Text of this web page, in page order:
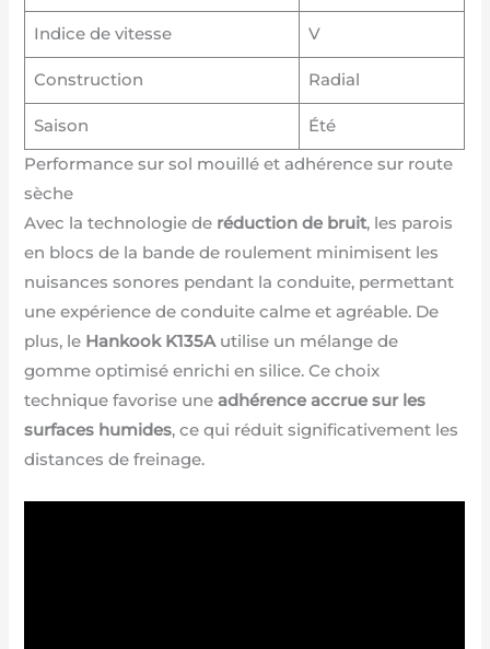
Indice de vitesse V
Construction Radial
Saison
Été
Performance sur sol mouillé et adhérence sur route
sèche
Avec la technologie de réduction de bruit, les parois
en blocs de la bande de roulement minimisent les
nuisances sonores pendant la conduite, permettant
une expérience de conduite calme et agréable. De
plus, le Hankook K135Autilise un mélange de
gomme optimisé enrichi en silice. Ce choix
technique favorise uneadhérence accrue sur les
surfaces humides, ce qui réduit significativement les
distances de freinage.